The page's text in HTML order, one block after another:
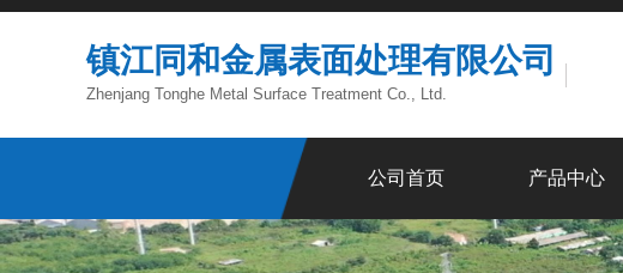
镇江同和金属表面处理有限公司
Zhenjang Tonghe Metal Surface Treatment Co., Ltd.
公司首页 产品中心